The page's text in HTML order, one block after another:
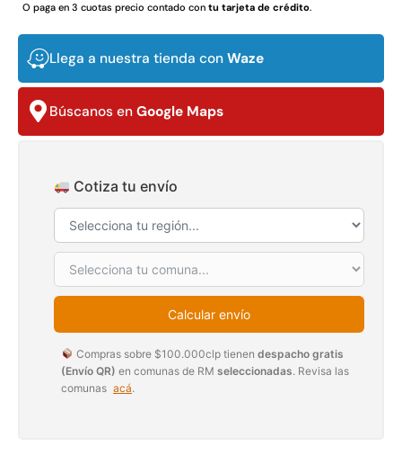
O paga en 3 cuotas precio contado con tu tarjeta de crédito.
Llega a nuestra tienda con Waze
Búscanos en Google Maps
Cotiza tu envío
Calcular envío
Compras sobre $100.000clp tienen despacho gratis
(Envío QR) en comunas de RM seleccionadas. Revisa las
comunas acá.
QplayGround
$5.987.128
$3.790.990
Importado USA: Crown
densidad 35mm Rollo
4,57*30,48mts
$2.892.120
30%
Transpaleta eléctrica carga